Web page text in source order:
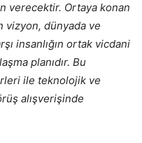
verecektir. Ortaya konan
vizyon, dünyada ve
insanlığın ortak vicdani
planıdır. Bu
ile teknolojik ve
alışverişinde